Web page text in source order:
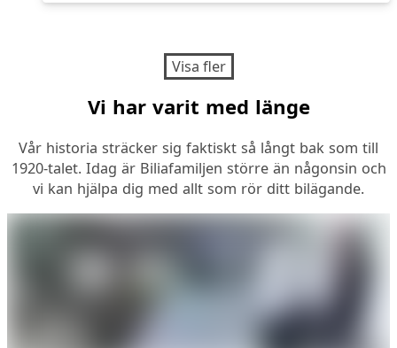
Visa fler
Vi har varit med länge
Vår historia sträcker sig faktiskt så långt bak som till
1920-talet. Idag är Biliafamiljen större än någonsin och
vi kan hjälpa dig med allt som rör ditt bilägande.